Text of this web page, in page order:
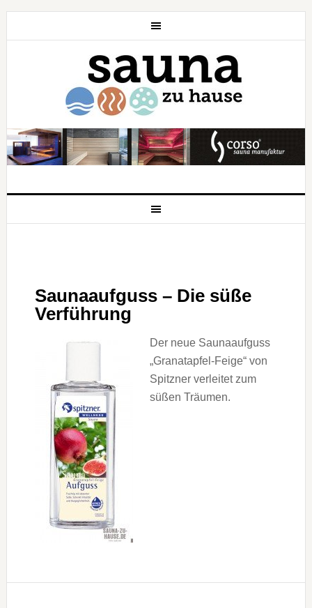
Saunaaufguss – Die süße
Verführung
Der neue Saunaaufguss
„Granatapfel-Feige“ von
Spitzner verleitet zum
süßen Träumen.